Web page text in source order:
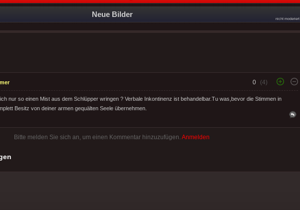
Neue Bilder
nicht moderiert
0 (4)
nur so einen Mist aus dem Schlüpper wringen ? Verbale Inkontinenz ist behandelbar.Tu was,bevor die Stimmen in
Besitz von deiner armen gequälten Seele übernehmen.
Bitte melden Sie sich an, um einen Kommentar hinzuzufügen. Anmelden